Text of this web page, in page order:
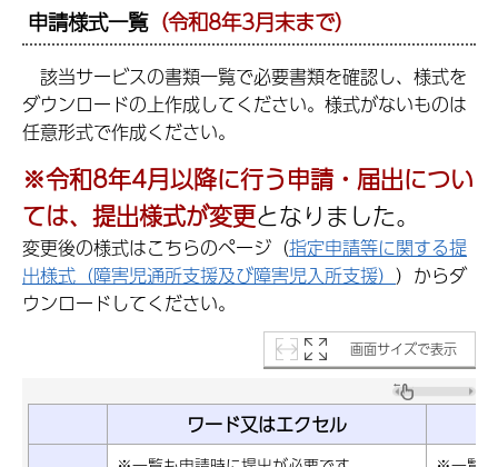
申請様式一覧（令和8年3月末まで）
該当サービスの書類一覧で必要書類を確認し、様式を
ダウンロードの上作成してください。様式がないものは
任意形式で作成ください。
※令和8年4月以降に行う申請・届出につい
ては、提出様式が変更となりました。
変更後の様式はこちらのページ（指定申請等に関する提
出様式（障害児通所支援及び障害児入所支援） ）からダ
ウンロードしてください。
画面サイズで表示
ワード又はエクセル